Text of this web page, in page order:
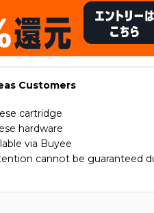
Customers
cartridge
hardware
via Buyee
cannot be guaranteed